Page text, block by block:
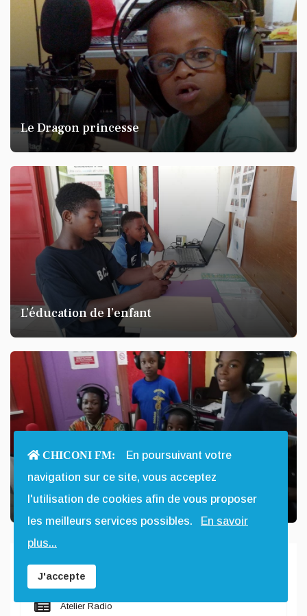
KARINE BANDA KARINE
Pour l'hommage du Groupe
Ranaodzoby
Le Dragon princesse
L’éducation de l’enfant
La Radio Chiconi FM
Chiconi FM
Atelier Radio
CHICONI FM:
En poursuivant votre
navigation sur ce site, vous acceptez
l'utilisation de cookies afin de vous proposer
les meilleurs services possibles.
En savoir
plus...
J'accepte